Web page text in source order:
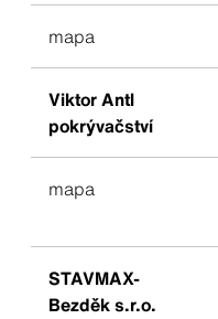
mapa
Viktor Antl
pokrývačství
mapa
STAVMAX-
Bezděk s.r.o.